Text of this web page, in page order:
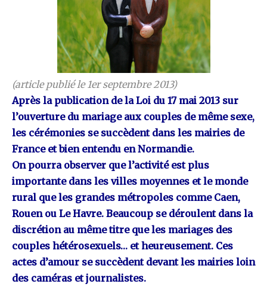
(article publié le 1er septembre 2013)
Après la publication de la Loi du 17 mai 2013 sur
l’ouverture du mariage aux couples de même sexe,
les cérémonies se succèdent dans les mairies de
France et bien entendu en Normandie.
On pourra observer que l’activité est plus
importante dans les villes moyennes et le monde
rural que les grandes métropoles comme Caen,
Rouen ou Le Havre. Beaucoup se déroulent dans la
discrétion au même titre que les mariages des
couples hétérosexuels… et heureusement. Ces
actes d’amour se succèdent devant les mairies loin
des caméras et journalistes.